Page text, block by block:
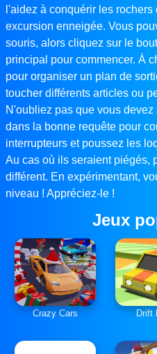
l'aidez à conquérir les
excursion enneigée. Vous
souris, alors cliquez sur le
principal pour commencer. À
pour organiser un plan de
toucher différents articles ou
N'oubliez pas que vous
dans la bonne requête pour
interrupteurs et poussez les
Au cas où ils seraient piégés,
différent. En expérimentant,
niveau ! Appréciez-le !
Jeux
Crazy Cars Drift